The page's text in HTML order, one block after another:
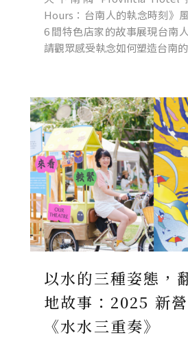
Hours：台南人的執念時刻》
6 間特色店家的故事展現台南
請觀眾感受執念如何塑造台南
以水的三種姿態，
地故事：2025 新
《水水三重奏》